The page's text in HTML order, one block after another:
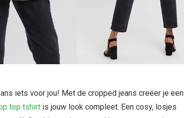
iets voor jou! Met de cropped jeans creëer je een
top tshirt is jouw look compleet. Een cosy, losjes